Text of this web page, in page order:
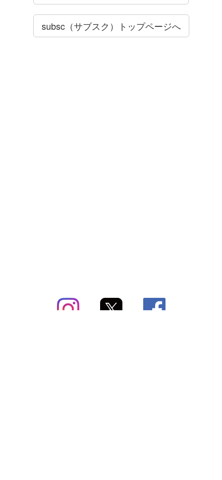
subsc（サブスク）トップページへ